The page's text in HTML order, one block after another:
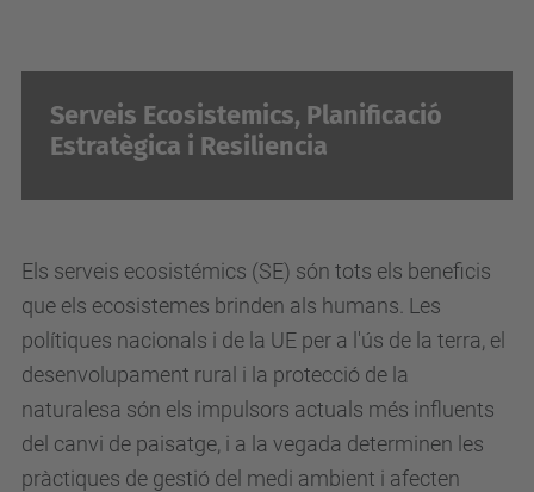
Serveis Ecosistemics, Planificació
Estratègica i Resiliencia
Els serveis ecosistémics (SE) són tots els beneficis
que els ecosistemes brinden als humans. Les
polítiques nacionals i de la UE per a l'ús de la terra, el
desenvolupament rural i la protecció de la
naturalesa són els impulsors actuals més influents
del canvi de paisatge, i a la vegada determinen les
pràctiques de gestió del medi ambient i afecten